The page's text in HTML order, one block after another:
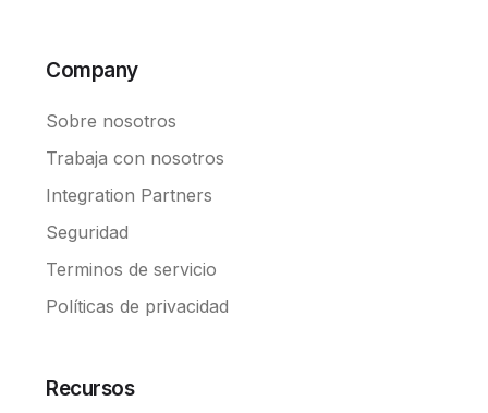
Company
Sobre nosotros
Trabaja con nosotros
Integration Partners
Seguridad
Terminos de servicio
Políticas de privacidad
Recursos